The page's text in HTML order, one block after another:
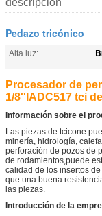
Pedazo tricónico
Alta luz:
Procesador de
1/8''IADC517 tci
Información sobre el
Las piezas de tcicone
minería, hidrología,
perforación de pozos de
de rodamientos,puede
calidad de los insertos
que una buena
las piezas.
Introducción de la